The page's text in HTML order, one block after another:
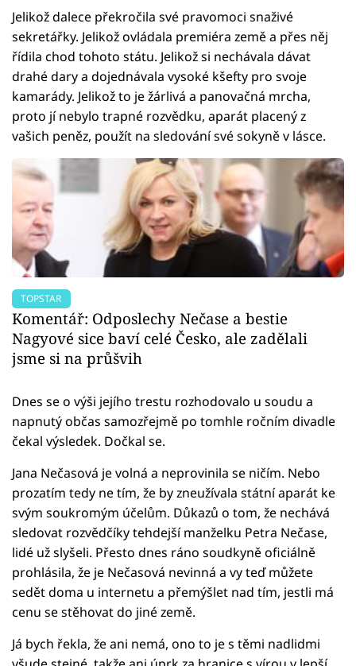
Jelikož dalece překročila své pravomoci snaživé
sekretářky. Jelikož ovládala premiéra země a přes něj
řídila chod tohoto státu. Jelikož si nechávala dávat
drahé dary a dojednávala vysoké kšefty pro svoje
kamarády. Jelikož to je žárlivá a panovačná mrcha,
proto jí nebylo trapné rozvědku, aparát placený z
vašich peněz, použít na sledování své sokyně v lásce.
TOPSTAR
Komentář: Odposlechy Nečase a bestie
Nagyové sice baví celé Česko, ale zadělali
jsme si na průšvih
Dnes se o výši jejího trestu rozhodovalo u soudu a
napnutý občas samozřejmě po tomhle ročním divadle
čekal výsledek. Dočkal se.
Jana Nečasová je volná a neprovinila se ničím. Nebo
prozatím tedy ne tím, že by zneužívala státní aparát ke
svým soukromým účelům. Důkazů o tom, že nechává
sledovat rozvědčíky tehdejší manželku Petra Nečase,
lidé už slyšeli. Přesto dnes ráno soudkyně oficiálně
prohlásila, že je Nečasová nevinná a vy teď můžete
sedět doma u internetu a přemýšlet nad tím, jestli má
cenu se stěhovat do jiné země.
Já bych řekla, že ani nemá, ono to je s těmi nadlidmi